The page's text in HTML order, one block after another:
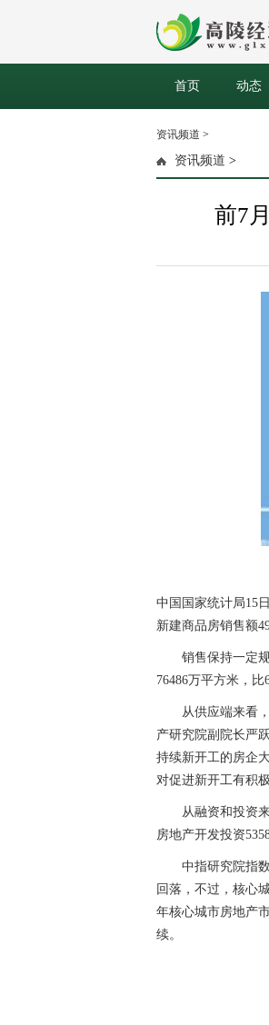
首页 动态
资讯频道 >
资讯频道 >
前7
中国国家统计局15
新建商品房销售额
销售保持一定
76486万平方米，
从供应端来看
产研究院副院长严
持续新开工的房企
对促进新开工有积极
从融资和投资
房地产开发投资
中指研究院指
回落，不过，核心
年核心城市房地产
续。